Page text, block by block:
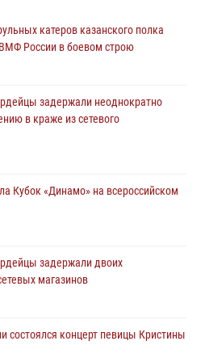
состоялся концерт певицы Кристины
задержали подозреваемого
в обеспечении безопасности
катеров казанского полка
России в боевом строю
задержали неоднократно
в краже из сетевого
Кубок «Динамо» на всероссийском
задержали двоих
магазинов
состоялся концерт певицы Кристины